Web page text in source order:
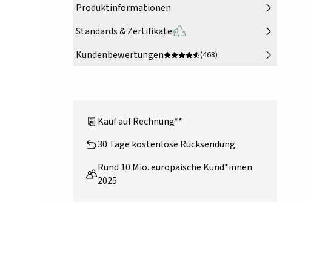
Produktinformationen
Standards & Zertifikate
Kundenbewertungen
(468)
Kauf auf Rechnung**
30 Tage kostenlose Rücksendung
Rund 10 Mio. europäische Kund*innen
2025